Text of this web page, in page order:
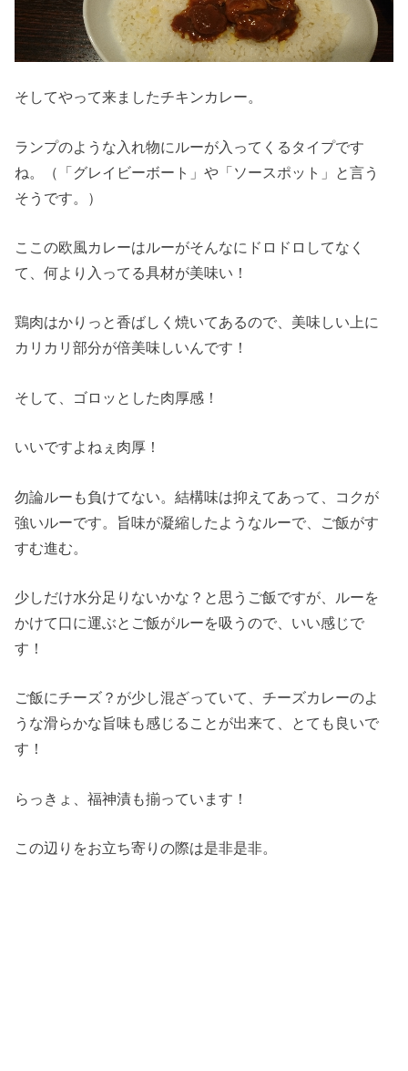
そしてやって来ましたチキンカレー。
ランプのような入れ物にルーが入ってくるタイプです
ね。（「グレイビーボート」や「ソースポット」と言う
そうです。）
ここの欧風カレーはルーがそんなにドロドロしてなく
て、何より入ってる具材が美味い！
鶏肉はかりっと香ばしく焼いてあるので、美味しい上に
カリカリ部分が倍美味しいんです！
そして、ゴロッとした肉厚感！
いいですよねぇ肉厚！
勿論ルーも負けてない。結構味は抑えてあって、コクが
強いルーです。旨味が凝縮したようなルーで、ご飯がす
すむ進む。
少しだけ水分足りないかな？と思うご飯ですが、ルーを
かけて口に運ぶとご飯がルーを吸うので、いい感じで
す！
ご飯にチーズ？が少し混ざっていて、チーズカレーのよ
うな滑らかな旨味も感じることが出来て、とても良いで
す！
らっきょ、福神漬も揃っています！
この辺りをお立ち寄りの際は是非是非。